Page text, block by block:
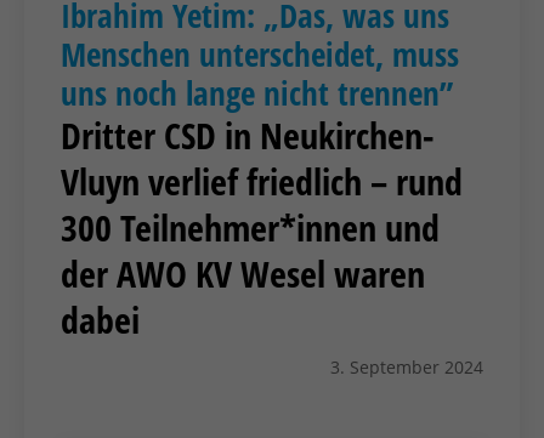
Ibrahim Yetim: „Das, was uns
Menschen unterscheidet, muss
uns noch lange nicht trennen”
Dritter CSD in Neukirchen-
Vluyn verlief friedlich – rund
300 Teilnehmer*innen und
der AWO KV Wesel waren
dabei
3. September 2024